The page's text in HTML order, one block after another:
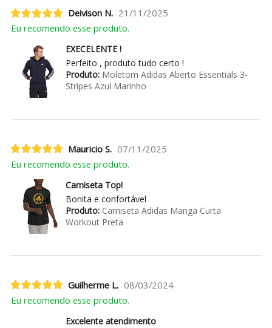
Deivison N. 21/11/2025
Eu recomendo esse produto.
EXECELENTE !
Perfeito , produto tudo certo !
Produto:Moletom Adidas Aberto Essentials 3-
Stripes Azul Marinho
Mauricio S. 07/11/2025
Eu recomendo esse produto.
Camiseta Top!
Bonita e confortável
Produto:Camiseta Adidas Manga Curta
Workout Preta
Guilherme L. 08/03/2024
Eu recomendo esse produto.
Excelente atendimento